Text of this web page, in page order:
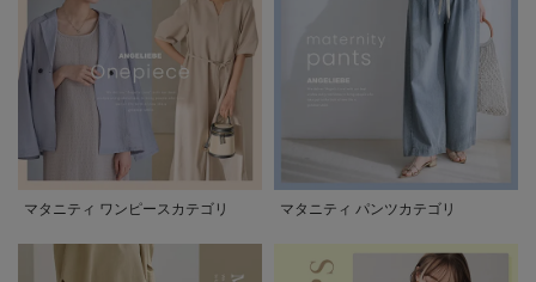
マタニティ ワンピースカテゴリ マタニティ パンツカテゴリ